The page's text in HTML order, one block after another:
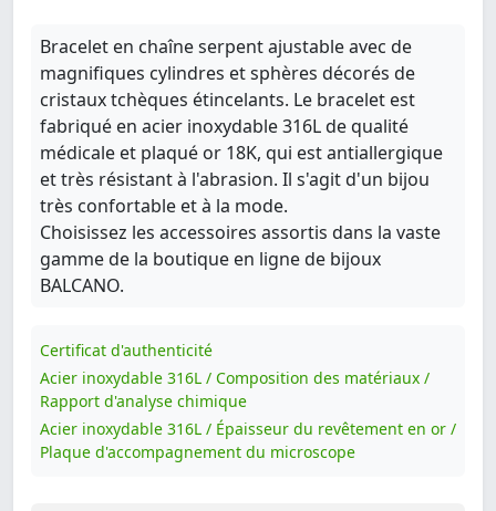
Bracelet en chaîne serpent ajustable avec de
magnifiques cylindres et sphères décorés de
cristaux tchèques étincelants. Le bracelet est
fabriqué en acier inoxydable 316L de qualité
médicale et plaqué or 18K, qui est antiallergique
et très résistant à l'abrasion. Il s'agit d'un bijou
très confortable et à la mode.
Choisissez les accessoires assortis dans la vaste
gamme de la boutique en ligne de bijoux
BALCANO.
Certificat d'authenticité
Acier inoxydable 316L / Composition des matériaux /
Rapport d'analyse chimique
Acier inoxydable 316L / Épaisseur du revêtement en or /
Plaque d'accompagnement du microscope